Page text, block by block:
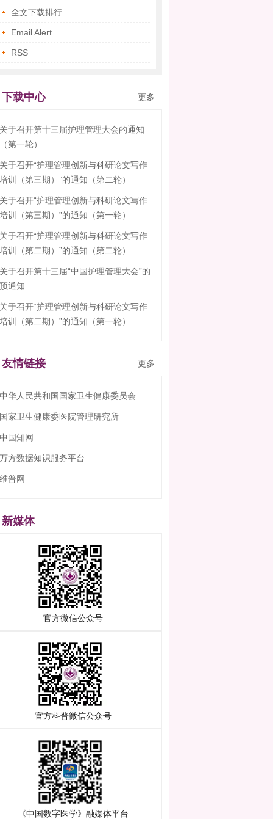
中华人民共和国国家卫生健康委员会
国家卫生健康委医院管理研究所
中国知网
万方数据知识服务平台
维普网
官方微信公众号
官方科普微信公众号
《中国数字医学》融媒体平台